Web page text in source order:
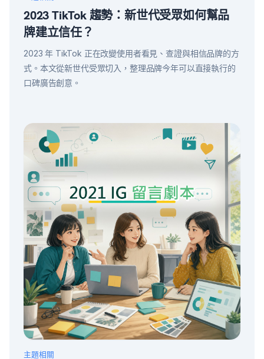
2023 TikTok 趨勢：新世代受眾如何幫品
牌建立信任？
2023 年 TikTok 正在改變使用者看見、查證與相信品牌的方
式。本文從新世代受眾切入，整理品牌今年可以直接執行的
口碑廣告創意。
主題相關